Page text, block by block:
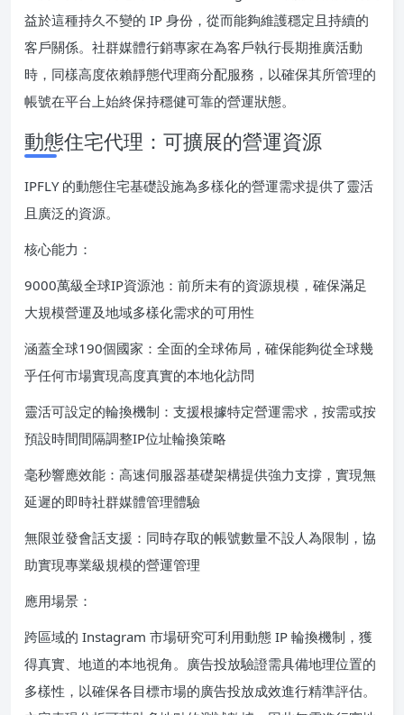
益於這種持久不變的 IP 身份，從而能夠維護穩定且持續的
客戶關係。社群媒體行銷專家在為客戶執行長期推廣活動
時，同樣高度依賴靜態代理商分配服務，以確保其所管理的
帳號在平台上始終保持穩健可靠的營運狀態。
動態住宅代理：可擴展的營運資源
IPFLY 的動態住宅基礎設施為多樣化的營運需求提供了靈活
且廣泛的資源。
核心能力：
9000萬級全球IP資源池：前所未有的資源規模，確保滿足
大規模營運及地域多樣化需求的可用性
涵蓋全球190個國家：全面的全球佈局，確保能夠從全球幾
乎任何市場實現高度真實的本地化訪問
靈活可設定的輪換機制：支援根據特定營運需求，按需或按
預設時間間隔調整IP位址輪換策略
毫秒響應效能：高速伺服器基礎架構提供強力支撐，實現無
延遲的即時社群媒體管理體驗
無限並發會話支援：同時存取的帳號數量不設人為限制，協
助實現專業級規模的營運管理
應用場景：
跨區域的 Instagram 市場研究可利用動態 IP 輪換機制，獲
得真實、地道的本地視角。廣告投放驗證需具備地理位置的
多樣性，以確保各目標市場的廣告投放成效進行精準評估。